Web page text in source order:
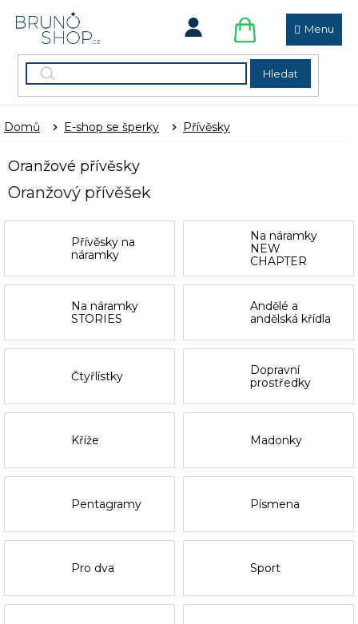
Hledat
NÁKUPNÍ
KOŠÍK
Domů E-shop se šperky Přívěsky
Oranžové přívěsky
Oranžový přívěšek
Přívěsky na
náramky
Na náramky
NEW
CHAPTER
Na náramky
STORIES
Andělé a
andělská křídla
Čtyřlístky
Dopravní
prostředky
Kříže Madonky
Pentagramy Písmena
Pro dva Sport